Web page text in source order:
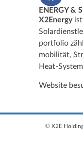
ENERGY &
X2Energyist
portfolio
mobilität,
Heat-
Website
© X2E